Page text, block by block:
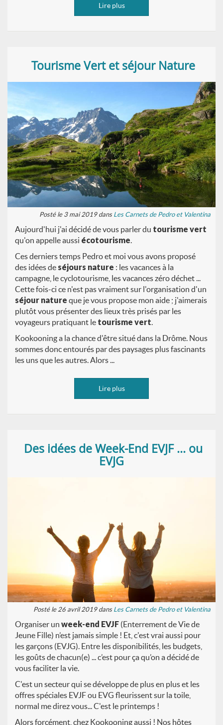
Lire plus
Tourisme Vert et séjour Nature
Posté le 3 mai 2019 dansLes Carnets de Pedro et Valentina
Aujourd'hui j'ai décidé de vous parler du tourisme vert
qu'on appelle aussi écotourisme
Ces derniers temps Pedro et moi vous avons proposé
des idées de séjours nature : les vacances à la
campagne, le cyclotourisme, les vacances zéro déchet ...
Cette fois-ci ce n'est pas vraiment sur l'organisation d'un
séjour nature que je vous propose mon aide ; j'aimerais
plutôt vous présenter des lieux très prisés par les
voyageurs pratiquant le tourisme vert
Kookooning a la chance d'être situé dans la Drôme. Nous
sommes donc entourés par des paysages plus fascinants
les uns que les autres. Alors ...
Lire plus
Des idées de Week-End EVJF ... ou
EVJG
Posté le 26 avril 2019 dansLes Carnets de Pedro et Valentina
Organiser un week-end EVJF (Enterrement de Vie de
Jeune Fille) n’est jamais simple ! Et, c'est vrai aussi pour
les garçons (EVJG). Entre les disponibilités, les budgets,
les goûts de chacun(e) ... c’est pour ça qu’on a décidé de
vous faciliter la vie.
C'est un secteur qui se développe de plus en plus et les
offres spéciales EVJF ou EVG fleurissent sur la toile,
normal me direz vous... C'est le printemps !
Alors forcément, chez Kookooning aussi ! Nos hôtes